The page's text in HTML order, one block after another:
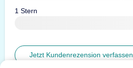
1 Stern
Jetzt Kundenrezension verfassen